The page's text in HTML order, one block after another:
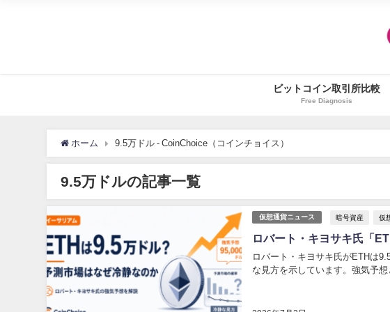
ビットコイン取引所比較
Free Diagnosis
ホーム 9.5万ドル - CoinChoice（コインチョイス）
9.5万ドルの記事一覧
仮想通貨ニュース 暗号資産 仮
ロバート・キヨサキ氏「
ロバート・キヨサキ氏がETHは
な見方を示しています。強気予